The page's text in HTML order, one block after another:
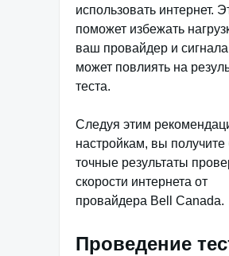
использовать интернет.
поможет избежать
ваш провайдер и
может повлиять на
теста.
Следуя этим
настройкам, вы получите
точные результаты
скорости интернета от
провайдера Bell Canada.
Проведение